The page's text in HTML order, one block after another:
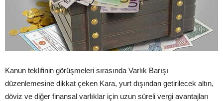
Kanun teklifinin görüşmeleri sırasında Varlık Barışı
düzenlemesine dikkat çeken Kara, yurt dışından getirilecek altın,
döviz ve diğer finansal varlıklar için uzun süreli vergi avantajları